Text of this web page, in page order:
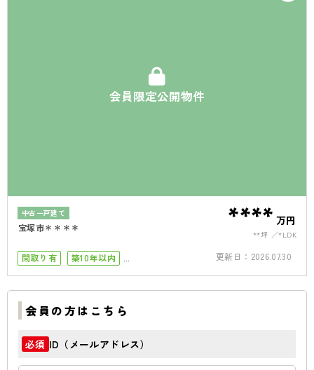
会員限定公開物件
中古一戸建て
宝塚市＊＊＊＊ **** 万円
**坪 *LDK
間取り有
築10年以内
更新日： 2026.07.30
会員の方はこちら
必須 ID（メールアドレス）